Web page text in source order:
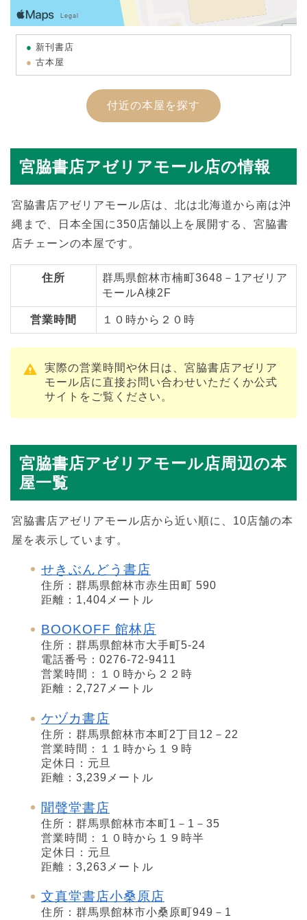
新刊書店
古本屋
付近の本屋を探す
宮脇書店アゼリアモール店の情報
宮脇書店アゼリアモール店は、北は北海道から南は沖
縄まで、日本全国に350店舗以上を展開する、宮脇書
店チェーンの本屋です。
住所
群馬県館林市楠町3648－1アゼリア
モールA棟2F
営業時間 １０時から２０時
実際の営業時間や休日は、宮脇書店アゼリア
モール店に直接お問い合わせいただくか公式
サイトをご覧ください。
宮脇書店アゼリアモール店周辺の本
屋一覧
宮脇書店アゼリアモール店から近い順に、10店舗の本
屋を表示しています。
せきぶんどう書店
住所：群馬県館林市赤生田町 590
距離：1,404メートル
BOOKOFF 館林店
住所：群馬県館林市大手町5-24
電話番号：0276-72-9411
営業時間：１０時から２２時
距離：2,727メートル
ケヅカ書店
住所：群馬県館林市本町2丁目12－22
営業時間：１１時から１９時
定休日：元旦
距離：3,239メートル
聞聲堂書店
住所：群馬県館林市本町1－1－35
営業時間：１０時から１９時半
定休日：元旦
距離：3,263メートル
文真堂書店小桑原店
住所：群馬県館林市小桑原町949－1